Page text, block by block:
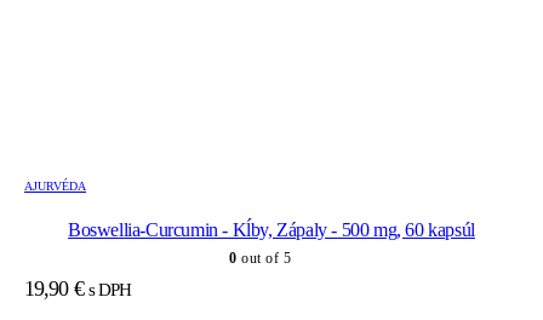
AJURVÉDA
Boswellia-Curcumin - Kĺby, Zápaly - 500 mg, 60 kapsúl
0 out of 5
19,90 € s DPH